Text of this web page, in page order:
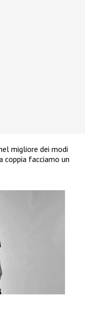
migliore dei modi
coppia facciamo un